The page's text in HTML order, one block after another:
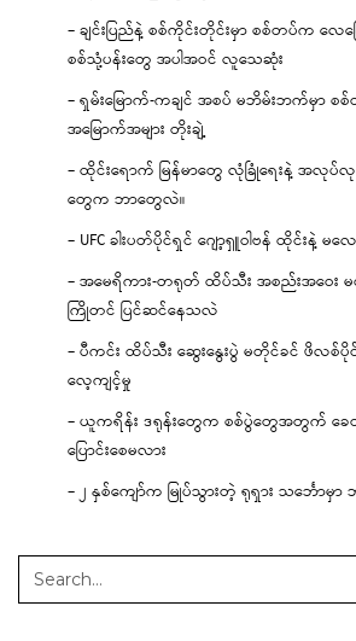
– ချင်းပြည်နဲ့ စစ်ကိုင်းတိုင်းမှာ စစ်တပ်က လေ
စစ်သုံ့ပန်းတွေ အပါအဝင် လူသေဆုံး
– ရှမ်းမြောက်-ကချင် အစပ် မဘိမ်းဘက်မှာ
အမြောက်အများ တိုးချဲ့
– ထိုင်းရောက် မြန်မာတွေ လုံခြုံရေးနဲ့ အ
တွေက ဘာတွေလဲ။
– UFC ခါးပတ်ပိုင်ရှင် ဂျော့ရှူဝါဗန် ထိုင်းနဲ့ မ
– အမေရိကား-တရုတ် ထိပ်သီး အစည်းအဝေး
ကြိုတင် ပြင်ဆင်နေသလဲ
– ပီကင်း ထိပ်သီး ဆွေးနွေးပွဲ မတိုင်ခင် ဖိလစ်
လေ့ကျင့်မှု
– ယူကရိန်း ဒရုန်းတွေက စစ်ပွဲတွေအတွက် ခ
ပြောင်းစေမလား
– ၂ နှစ်ကျော်က မြုပ်သွားတဲ့ ရုရှား သင်္ဘောမှ